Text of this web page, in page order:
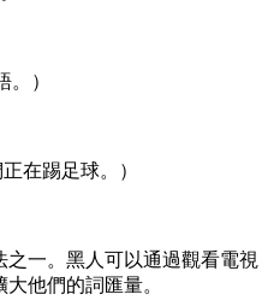
。）
在踢足球。）
一。黑人可以通過觀看電視
他們的詞匯量。